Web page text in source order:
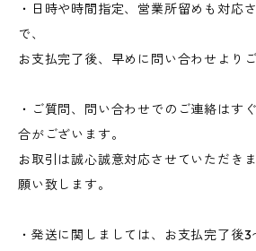
・日時や時間指定、営業所留めも対応
で、
お支払完了後、早めに問い合わせより
・ご質問、問い合わせでのご連絡はす
合がございます。
お取引は誠心誠意対応させていただき
願い致します。
・発送に関しましては、お支払完了後